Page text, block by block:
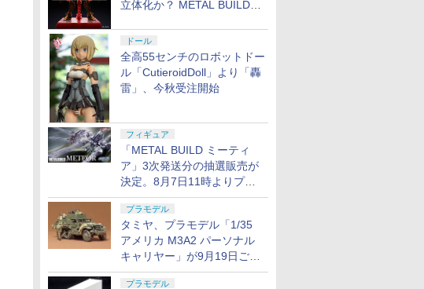
立体化か？ METAL BUILD新
ドール
全高55センチのロボットドー
ル「CutieroidDoll」より「轟
雷」、今秋受注開始
フィギュア
「METAL BUILD ミーティ
ア」3次発送分の抽選販売が
決定。8月7日11時よりプレ
バンにて受付開始
プラモデル
タミヤ、プラモデル「1/35
アメリカ M3A2 パーソナル
キャリヤー」が9月19日ごろ
に発売
プラモデル